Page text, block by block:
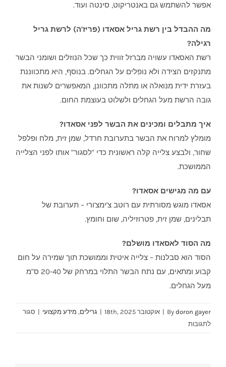
אפשר להשתמש גם באנטריקוט, סינטה ועוד.
מה ההבדל בין רשת גריל אסאדו (פריז'ה) לרשת גריל
רגילה?
רשת האסאדו עשויה מברזל זווית כך שכל הנוזלים ושומני הבשר
מתנקזים הצידה ולא נופלים על הגחלים. בנוסף, היא מתכווננת
בעזרת ידית מנואלה או מתלה מתכוונן, המאפשרים לשנות את
גובה הרשת מעל הגחלים ולשלוט בעוצמת החום.
איך מתבלים ומכינים את הבשר לפני אסאדו?
מומלץ למרוח את הבשר בתערובת חרדל, שמן זית, מלח ופלפל
שחור, ולבצע צלייה קלה ראשונית כדי "לסגור" אותו לפני הצלייה
הממושכת.
עם מה מגישים אסאדו?
אסאדו מוגש מסורתית עם רוטב צ'ימצ'ורי – תערובת של
תבלינים, שמן זית, פטרוזיליה, שום וחומץ.
מה הסוד לאסאדו מושלם?
הסוד הוא סבלנות – צלייה איטית וממושכת תוך שמירה על חום
קבוע ומתאים, עם נתח הבשר התלוי במרחק של 20-40 ס"מ
מעל הגחלים.
Bydoron gayer
| אוקטובר 18th, 2025 | גרילים,מידע מקצועי |
סגור
לתגובותעל